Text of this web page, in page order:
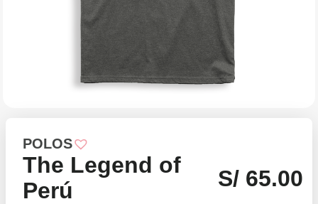
POLOS
The Legend of
Perú
S/ 65.00